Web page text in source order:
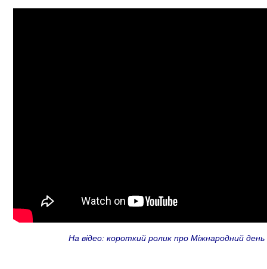
На відео: короткий ролик про Міжнародний день